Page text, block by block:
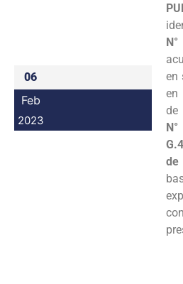
06
Feb
2023
en
en
de
de